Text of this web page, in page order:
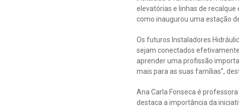
elevatórias e linhas de
como inaugurou uma estação
Os futuros Instaladores
sejam conectados
aprender uma profissão
mais para as suas famílias”,
Ana Carla Fonseca é
destaca a importância da